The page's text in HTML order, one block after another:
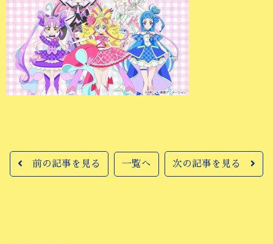
前の記事を見る 一覧へ 次の記事を見る